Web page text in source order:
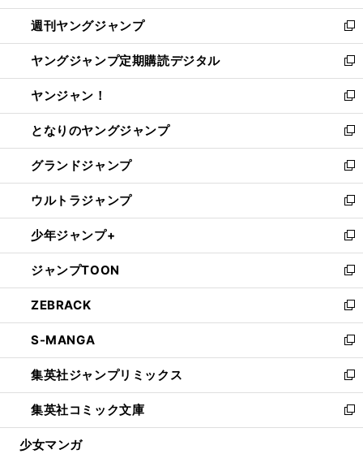
開
く
ウ
で
開
く
ン
ド
ウ
で
開
く
ウ
ィ
ン
ド
ウ
で
開
く
週刊ヤングジャンプ
新
し
い
ウ
ィ
ン
ド
ウ
で
開
く
ヤングジャンプ定期購読デジタル
新
し
い
ウ
ィ
ン
ド
ウ
で
開
く
ヤンジャン！
新
し
い
ウ
ィ
ン
ド
ウ
で
開
く
となりのヤングジャンプ
新
し
い
ウ
ィ
ン
ド
ウ
で
開
く
グランドジャンプ
新
し
い
ウ
ィ
ン
ド
ウ
で
開
く
ウルトラジャンプ
新
し
い
ウ
ィ
ン
ド
ウ
で
開
く
少年ジャンプ+
新
し
い
ウ
ィ
ン
ド
ウ
で
開
く
ジャンプTOON
新
し
い
ウ
ィ
ン
ド
ウ
で
開
ZEBRACK
新
し
い
ウ
ィ
ン
ド
ウ
S-MANGA
新
し
い
ウ
ィ
ン
集英社ジャンプリミックス
新
し
い
ウ
集英社コミック文庫
新
し
少女マンガ